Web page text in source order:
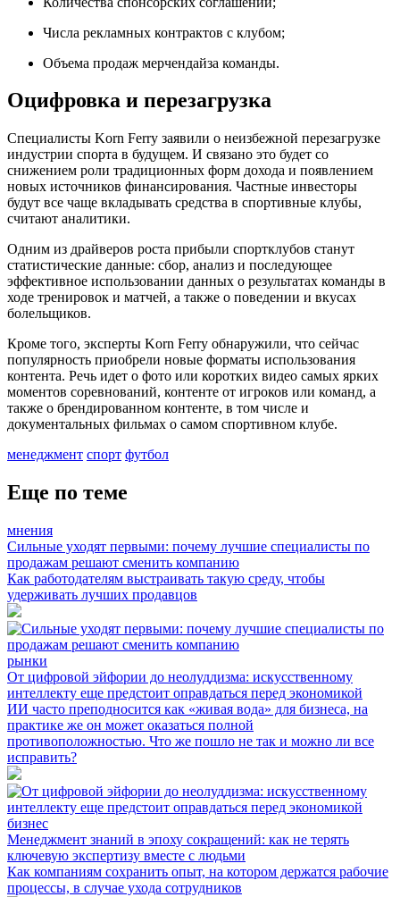
Числа рекламных контрактов с клубом;
Объема продаж мерчендайза команды.
Оцифровка и перезагрузка
Специалисты Korn Ferry заявили о неизбежной перезагрузке
индустрии спорта в будущем. И связано это будет со
снижением роли традиционных форм дохода и появлением
новых источников финансирования. Частные инвесторы
будут все чаще вкладывать средства в спортивные клубы,
считают аналитики.
Одним из драйверов роста прибыли спортклубов станут
статистические данные: сбор, анализ и последующее
эффективное использовании данных о результатах команды в
ходе тренировок и матчей, а также о поведении и вкусах
болельщиков.
Кроме того, эксперты Korn Ferry обнаружили, что сейчас
популярность приобрели новые форматы использования
контента. Речь идет о фото или коротких видео самых ярких
моментов соревнований, контенте от игроков или команд, а
также о брендированном контенте, в том числе и
документальных фильмах о самом спортивном клубе.
менеджмент спорт футбол
Еще по теме
мнения
Сильные уходят первыми: почему лучшие специалисты по
продажам решают сменить компанию
Как работодателям выстраивать такую среду, чтобы
удерживать лучших продавцов
рынки
От цифровой эйфории до неолуддизма: искусственному
интеллекту еще предстоит оправдаться перед экономикой
ИИ часто преподносится как «живая вода» для бизнеса, на
практике же он может оказаться полной
противоположностью. Что же пошло не так и можно ли все
исправить?
бизнес
Менеджмент знаний в эпоху сокращений: как не терять
ключевую экспертизу вместе с людьми
Как компаниям сохранить опыт, на котором держатся рабочие
процессы, в случае ухода сотрудников